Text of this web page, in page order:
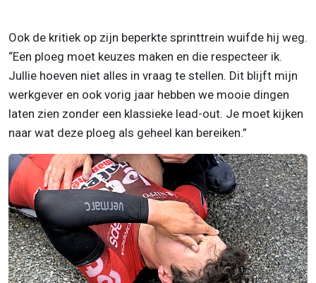
Ook de kritiek op zijn beperkte sprinttrein wuifde hij weg.
“Een ploeg moet keuzes maken en die respecteer ik.
Jullie hoeven niet alles in vraag te stellen. Dit blijft mijn
werkgever en ook vorig jaar hebben we mooie dingen
laten zien zonder een klassieke lead-out. Je moet kijken
naar wat deze ploeg als geheel kan bereiken.”